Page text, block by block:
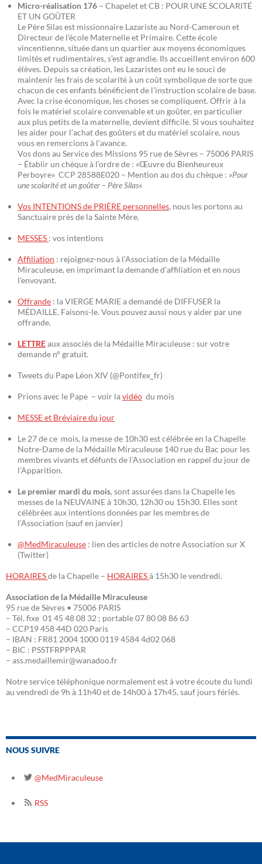
Micro-réalisation 176 – Chapelet et CB : POUR UNE SCOLARITÉ
ET UN GOÛTER
Le Père Silas est missionnaire Lazariste au Nord-Cameroun et
Directeur de l’école Maternelle et Primaire. Cette école
vincentienne, située dans un quartier aux moyens économiques
limités et rudimentaires, s’est agrandie. Ils accueillent environ 600
élèves. Depuis sa création, les Lazaristes ont eu le souci de
maintenir les frais de scolarité à un coût symbolique de sorte que
chacun de ces enfants bénéficient de l’instruction scolaire de base.
Avec la crise économique, les choses se compliquent. Offrir à la
fois le matériel scolaire convenable et un goûter, en particulier
aux plus petits de la maternelle, devient difficile. Si vous souhaitez
les aider pour l’achat des goûters et du matériel scolaire, nous
vous en remercions à l’avance.
Vos dons au Service des Missions 95 rue de Sèvres – 75006 PARIS
– Établir un chèque à l’ordre de : «Œuvre du Bienheureux
Perboyre» CCP 28588E020 – Mention au dos du chèque : »Pour
une scolarité et un goûter – Père Silas«
Vos INTENTIONS de PRIÈRE personnelles, nous les portons au
Sanctuaire près de la Sainte Mère.
MESSES : vos intentions
Affiliation : rejoignez-nous à l’Association de la Médaille
Miraculeuse, en imprimant la demande d’affiliation et en nous
l’envoyant.
Offrande : la VIERGE MARIE a demandé de DIFFUSER la
MÉDAILLE. Faisons-le. Vous pouvez aussi nous y aider par une
offrande.
LETTREaux associés de la Médaille Miraculeuse : sur votre
demande n° gratuit.
Tweets du Pape Léon XIV (@Pontifex_fr)
Prions avec le Pape – voir lavidéo du mois
MESSE et Bréviaire du jour
Le 27 de ce mois, la messe de 10h30 est célébrée en la Chapelle
Notre-Dame de la Médaille Miraculeuse 140 rue du Bac pour les
membres vivants et défunts de l’Association en rappel du jour de
l’Apparition.
Le premier mardi du mois, sont assurées dans la Chapelle les
messes de la NEUVAINE à 10h30, 12h30 ou 15h30. Elles sont
célébrées aux intentions données par les membres de
l’Association (sauf en janvier)
@MedMiraculeuse : lien des articles de notre Association sur X
(Twitter)
HORAIRESde la Chapelle – HORAIRESà 15h30 le vendredi.
Association de la Médaille Miraculeuse
95 rue de Sèvres • 75006 PARIS
– Tél. fixe 01 45 48 08 32 ; portable 07 80 08 86 63
– CCP19 458 44D 020 Paris
– IBAN : FR81 2004 1000 0119 4584 4d02 068
– BIC : PSSTFRPPPAR
– ass.medaillemir@wanadoo.fr
Notre service téléphonique normalement est à votre écoute du lundi
au vendredi de 9h à 11h40 et de 14h00 à 17h45, sauf jours fériés.
NOUS SUIVRE
@MedMiraculeuse
RSS